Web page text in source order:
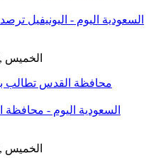
GMT 20:47 2026 الخميس ,06 آب / أغسطس
محافظة القدس تطالب
GMT 20:39 2026 الخميس ,06 آب / أغسطس